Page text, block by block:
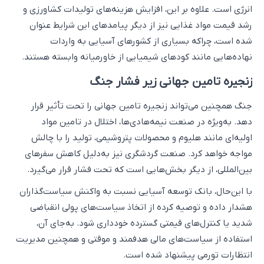
انرژی است. علاوه بر این، افزایش هزینه‌های تولیدات کشاورزی و
رشد قیمت مواد غذایی نیز از دیگر پیامدهای این شرایط عنوان
شده است، چراکه بسیاری از کشورهای آسیایی به واردات
نهاده‌هایی مانند کودهای شیمیایی از خاورمیانه وابسته هستند.
زنجیره تامین جهانی زیر فشار جنگ
جنگ همچنین می‌تواند زنجیره تامین جهانی را تحت تأثیر قرار
دهد. به‌ویژه در صنعت نیمه‌هادی‌ها، اختلال در تامین مواد
اولیه‌ای مانند هلیوم و محصولات پتروشیمی، تولید را با چالش
مواجه خواهد کرد. صنعت گردشگری نیز به‌دلیل کاهش سفرهای
بین‌المللی، از دیگر بخش‌هایی است که تحت فشار قرار می‌گیرد.
با این‌حال، بانک توسعه آسیایی نسبت به واکنش سیاست‌گذاران
هشدار داده و توصیه کرده از اتخاذ سیاست‌های پولی انقباضی
شدید یا کنترل‌های قیمتی گسترده خودداری شود. به‌جای آن،
استفاده از سیاست‌های مالی هدفمند و موقتی و همچنین مدیریت
انتظارات تورمی پیشنهاد شده است.